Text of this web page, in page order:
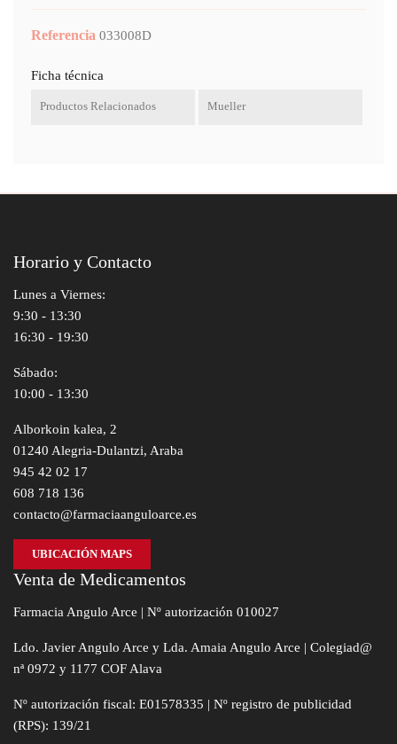
Referencia 033008D
Ficha técnica
Productos Relacionados Mueller
Horario y Contacto
Lunes a Viernes:
9:30 - 13:30
16:30 - 19:30
Sábado:
10:00 - 13:30
Alborkoin kalea, 2
01240 Alegria-Dulantzi, Araba
945 42 02 17
608 718 136
contacto@farmaciaanguloarce.es
UBICACIÓN MAPS
Venta de Medicamentos
Farmacia Angulo Arce | Nº autorización 010027
Ldo. Javier Angulo Arce y Lda. Amaia Angulo Arce | Colegiad@
nª 0972 y 1177 COF Alava
Nº autorización fiscal: E01578335 | Nº registro de publicidad
(RPS): 139/21